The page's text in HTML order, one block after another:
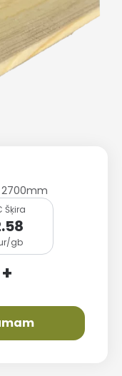
Šķira
gb
+